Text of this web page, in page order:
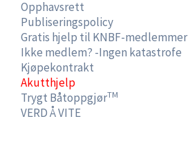
Opphavsrett
Publiseringspolicy
Gratis hjelp til KNBF-medlemmer
Ikke medlem? -Ingen katastrofe
Kjøpekontrakt
Akutthjelp
Trygt BåtoppgjørTM
VERD Å VITE